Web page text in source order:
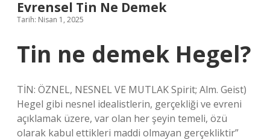
Evrensel Tin Ne Demek
Tarih: Nisan 1, 2025
Tin ne demek Hegel?
TİN: ÖZNEL, NESNEL VE MUTLAK Spirit; Alm. Geist)
Hegel gibi nesnel idealistlerin, gerçekliği ve evreni
açıklamak üzere, var olan her şeyin temeli, özü
olarak kabul ettikleri maddi olmayan gerçekliktir”